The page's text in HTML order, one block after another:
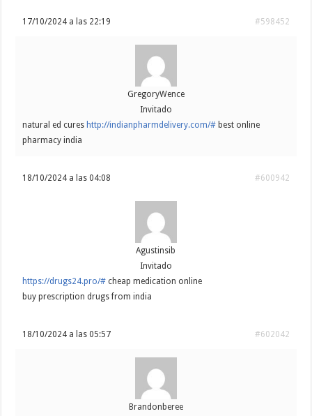
17/10/2024 a las 22:19 #598452
GregoryWence
Invitado
natural ed cures http://indianpharmdelivery.com/# best online
pharmacy india
18/10/2024 a las 04:08 #600942
Agustinsib
Invitado
https://drugs24.pro/# cheap medication online
buy prescription drugs from india
18/10/2024 a las 05:57 #602042
Brandonberee